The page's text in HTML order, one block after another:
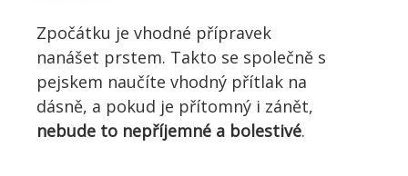
Zpočátku je vhodné přípravek
nanášet prstem. Takto se společně s
pejskem naučíte vhodný přítlak na
dásně, a pokud je přítomný i zánět,
nebude to nepříjemné a bolestivé.